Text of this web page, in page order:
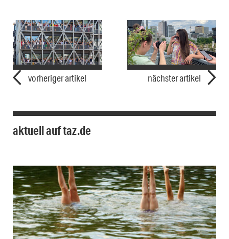
vorheriger artikel nächster artikel
aktuell auf taz.de